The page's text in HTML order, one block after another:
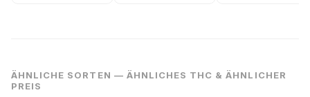
ÄHNLICHE SORTEN — ÄHNLICHES THC & ÄHNLICHER
PREIS